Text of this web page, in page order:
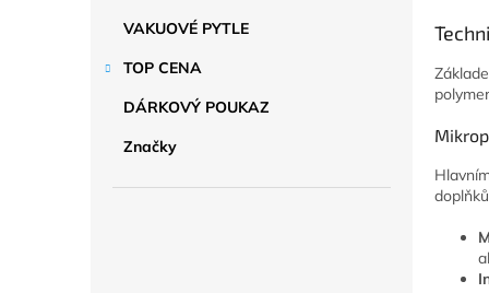
VAKUOVÉ PYTLE
TOP CENA
DÁRKOVÝ POUKAZ
Značky